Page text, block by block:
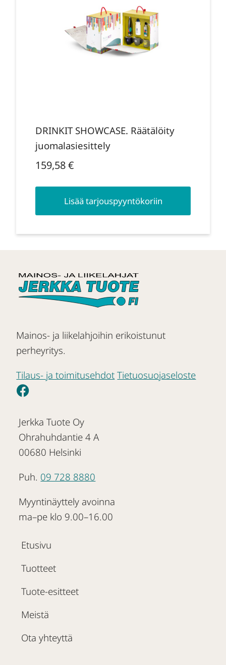
DRINKIT SHOWCASE. Räätälöity
juomalasiesittely
159,58€
Lisää tarjouspyyntökoriin
Mainos- ja liikelahjoihin erikoistunut
perheyritys.
Tilaus- ja toimitusehdot Tietuosuojaseloste
Jerkka Tuote Oy
Ohrahuhdantie 4 A
00680 Helsinki
Puh. 09 728 8880
Myyntinäyttely avoinna
ma–pe klo 9.00–16.00
Etusivu
Tuotteet
Tuote-esitteet
Meistä
Ota yhteyttä